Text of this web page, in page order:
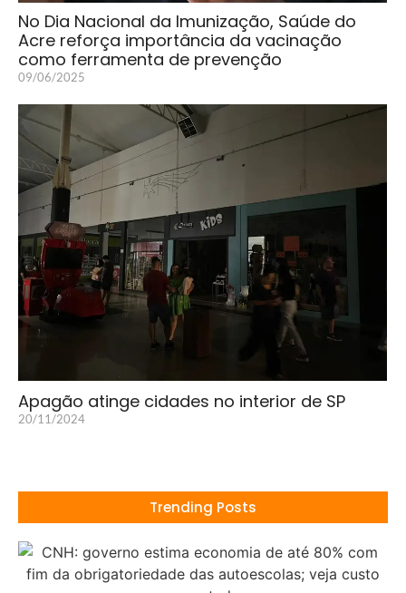
No Dia Nacional da Imunização, Saúde do
Acre reforça importância da vacinação
como ferramenta de prevenção
09/06/2025
Apagão atinge cidades no interior de SP
20/11/2024
Trending Posts